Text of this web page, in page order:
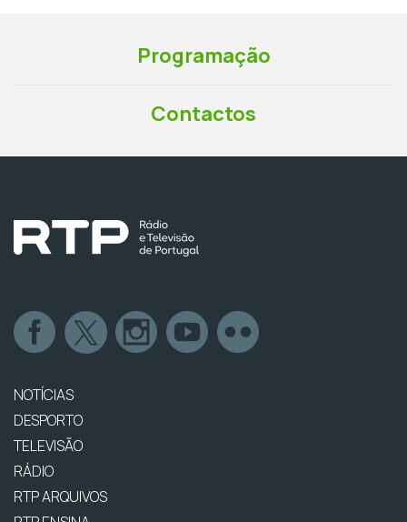
Programação
Contactos
NOTÍCIAS
DESPORTO
TELEVISÃO
RÁDIO
RTP ARQUIVOS